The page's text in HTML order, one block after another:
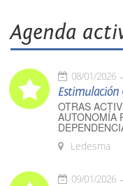
Agenda
08/01/2026
Estimulación
OTRAS
AUTONOMÍA
Ledesma
09/01/2026